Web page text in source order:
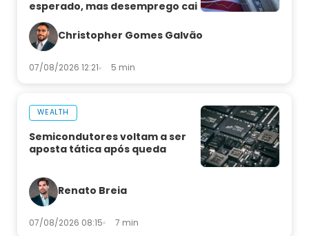
esperado, mas desemprego cai
Christopher Gomes Galvão
07/08/2026 12:21 5 min
WEALTH
Semicondutores voltam a ser
aposta tática após queda
Renato Breia
07/08/2026 08:15 7 min